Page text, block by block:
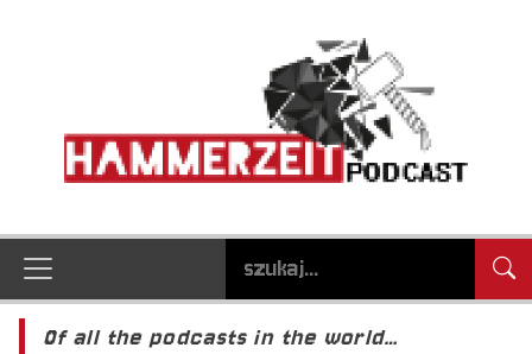
Of all the podcasts in the world…